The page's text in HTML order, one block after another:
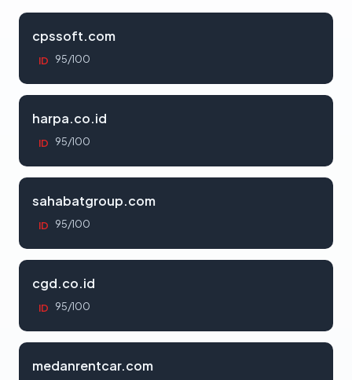
cpssoft.com
ID 95/100
harpa.co.id
ID 95/100
sahabatgroup.com
ID 95/100
cgd.co.id
ID 95/100
medanrentcar.com